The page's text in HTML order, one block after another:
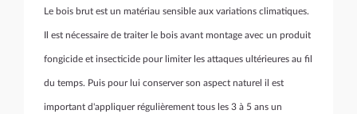
Le bois brut est un matériau sensible aux variations climatiques.
Il est nécessaire de traiter le bois avant montage avec un produit
fongicide et insecticide pour limiter les attaques ultérieures au fil
du temps. Puis pour lui conserver son aspect naturel il est
important d'appliquer régulièrement tous les 3 à 5 ans un